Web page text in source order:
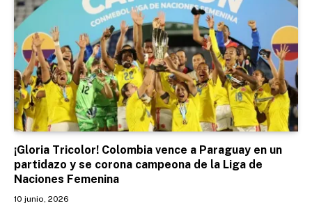
¡Gloria Tricolor! Colombia vence a Paraguay en un
partidazo y se corona campeona de la Liga de
Naciones Femenina
10 junio, 2026